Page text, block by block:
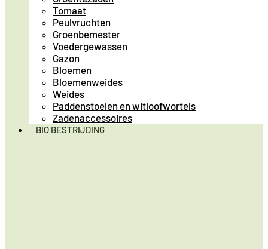
Tomaat
Peulvruchten
Groenbemester
Voedergewassen
Gazon
Bloemen
Bloemenweides
Weides
Paddenstoelen en witloofwortels
Zadenaccessoires
BIO BESTRIJDING